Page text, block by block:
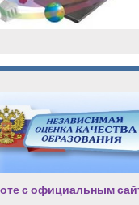
с официальным